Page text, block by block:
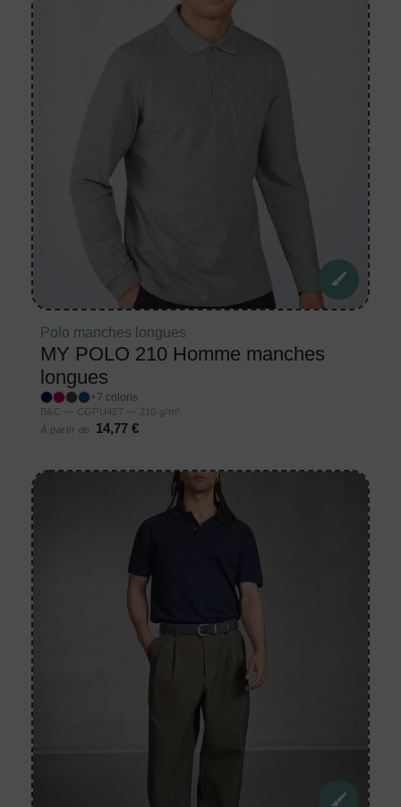
Polo manches longues
MY POLO 210 Homme manches
longues
+7 coloris
B&C — CGPU427 — 210 g/m²
À partir de
14,77 €